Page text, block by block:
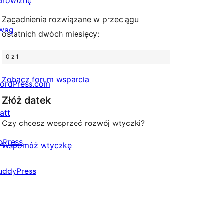
Zagadnienia rozwiązane w przeciągu
ostatnich dwóch miesięcy:
0 z 1
Zobacz forum wsparcia
Złóż datek
Czy chcesz wesprzeć rozwój wtyczki?
Wspomóż wtyczkę